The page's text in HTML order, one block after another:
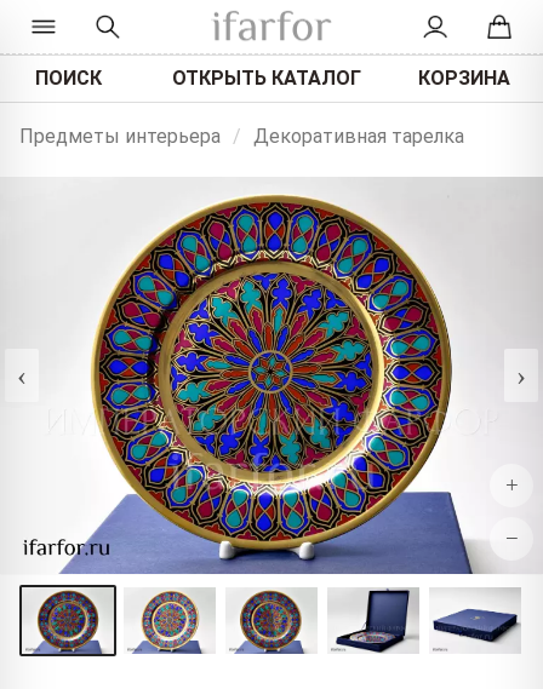
ПОИСК ОТКРЫТЬ КАТАЛОГ КОРЗИНА
Предметы интерьера / Декоративная тарелка
‹ ›
+
−